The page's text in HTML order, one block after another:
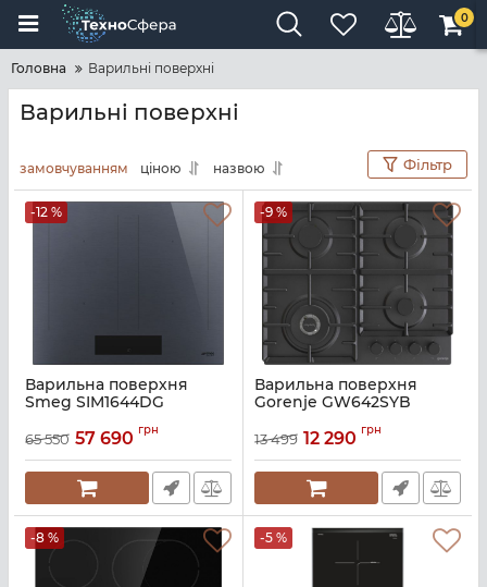
0
Головна Варильні поверхні
Варильні поверхні
замовчуванням ціною назвою Фільтр
-12 %
Варильна поверхня
Smeg SIM1644DG
65 550 57 690 грн
-9 %
Варильна поверхня
Gorenje GW642SYB
13 499 12 290 грн
-8 % -5 %